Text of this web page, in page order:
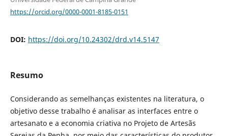
https://orcid.org/0000-0001-8185-0151
DOI: https://doi.org/10.24302/drd.v14.5147
Resumo
Considerando as semelhanças existentes na literatura, o
objetivo desse trabalho é analisar as interfaces entre o
artesanato e a economia criativa no Projeto de Artesãs